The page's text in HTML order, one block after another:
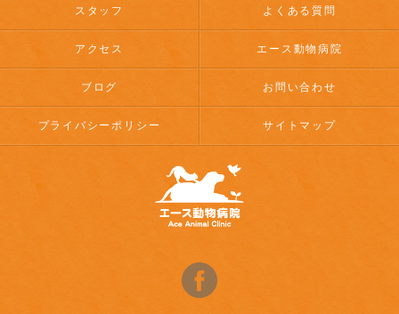
スタッフ よくある質問
アクセス エース動物病院
ブログ お問い合わせ
プライバシーポリシー サイトマップ